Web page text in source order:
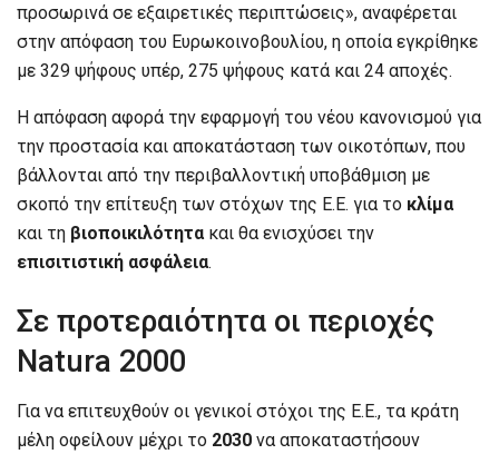
προσωρινά σε εξαιρετικές περιπτώσεις», αναφέρεται
στην απόφαση του Ευρωκοινοβουλίου, η οποία εγκρίθηκε
με 329 ψήφους υπέρ, 275 ψήφους κατά και 24 αποχές.
Η απόφαση αφορά την εφαρμογή του νέου κανονισμού για
την προστασία και αποκατάσταση των οικοτόπων, που
βάλλονται από την περιβαλλοντική υποβάθμιση με
σκοπό την επίτευξη των στόχων της Ε.Ε. για το κλίμα
και τη βιοποικιλότητα και θα ενισχύσει την
επισιτιστική ασφάλεια.
Σε προτεραιότητα οι περιοχές
Natura 2000
Για να επιτευχθούν οι γενικοί στόχοι της Ε.Ε., τα κράτη
μέλη οφείλουν μέχρι το 2030 να αποκαταστήσουν